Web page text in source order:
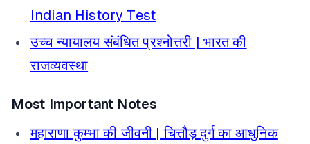
Indian History Test
उच्च न्यायालय संबंधित प्रश्नोत्तरी | भारत की
राजव्यवस्था
Most Important Notes
महाराणा कुम्भा की जीवनी | चित्तौड़ दुर्ग का आधुनिक